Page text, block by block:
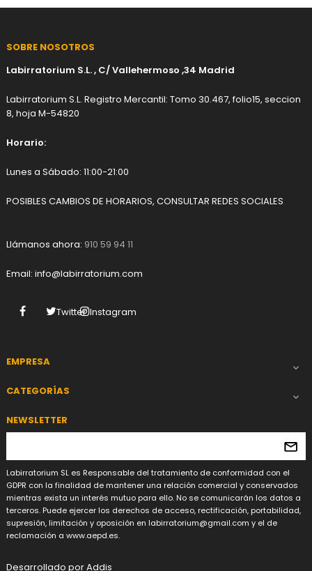
SOBRE NOSOTROS
Labirratorium S.L. , C/ Vallehermoso ,34 Madrid
Labirratorium S.L. Registro Mercantil: Tomo 30.467, folio15, seccion
8, hoja M-54820
Horario:
Lunes a Sábado: 11:00-21:00
POSIBLES CAMBIOS DE HORARIOS, CONSULTAR REDES SOCIALES
Llámanos ahora: 910 59 94 11
Email: info@labirratorium.com
Facebook
Twitter Instagram
EMPRESA 
CATEGORÍAS 
NEWSLETTER
Labirratorium SL es Responsable del tratamiento de conformidad con el
GDPR con la finalidad de mantener una relación comercial y conservados
mientras exista un interés mutuo para ello. No se comunicarán los datos a
terceros. Puede ejercer los derechos de acceso, rectificación, portabilidad,
supresión, limitación y oposición en labirratorium@gmail.com y el de
reclamación a www.aepd.es.
Desarrollado porAddis